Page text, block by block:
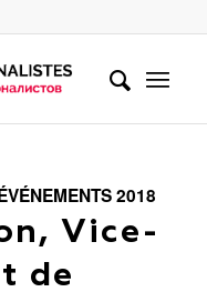
2018
Vice-
de